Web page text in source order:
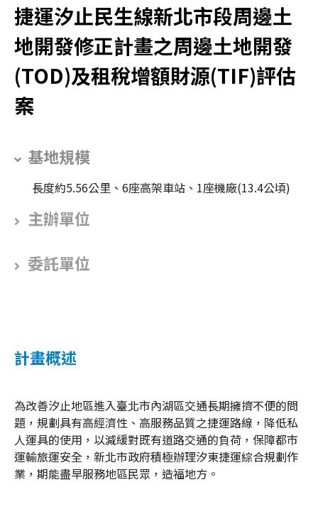
捷運汐止民生線新北市段周邊土
地開發修正計畫之周邊土地開發
(TOD)及租稅增額財源(TIF)評估
案
基地規模
長度約5.56公里、6座高架車站、1座機廠(13.4公頃)
主辦單位
委託單位
計畫概述
為改善汐止地區進入臺北市內湖區交通長期擁擠不便的問
題，規劃具有高經濟性、高服務品質之捷運路線，降低私
人運具的使用，以減緩對既有道路交通的負荷，保障都市
運輸旅運安全，新北市政府積極辦理汐東捷運綜合規劃作
業，期能盡早服務地區民眾，造福地方。